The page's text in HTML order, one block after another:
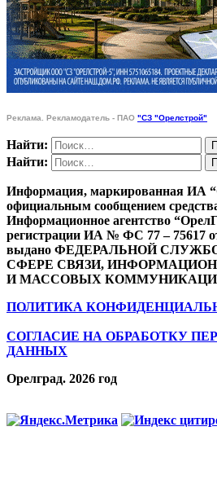
Реклама. Рекламодатель - ПАО "СЗ "Орелстрой"
Найти:
Найти:
Информация, маркированная ИА
официальным сообщением
Информационное агентство
регистрации ИА № ФС 77 – 75617
выдано ФЕДЕРАЛЬНОЙ
СФЕРЕ СВЯЗИ,
И МАССОВЫХ
ПОЛИТИКА
СОГЛАСИЕ НА ОБРАБОТКУ
ДАННЫХ
Орелград. 2026 год